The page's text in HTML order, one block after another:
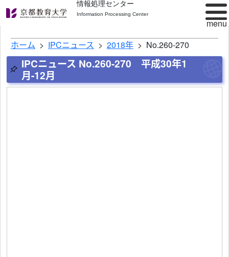
情報処理センター
Information Processing Center
ホーム IPCニュース 2018年 No.260-270
IPCニュース No.260-270 平成30年1
月-12月